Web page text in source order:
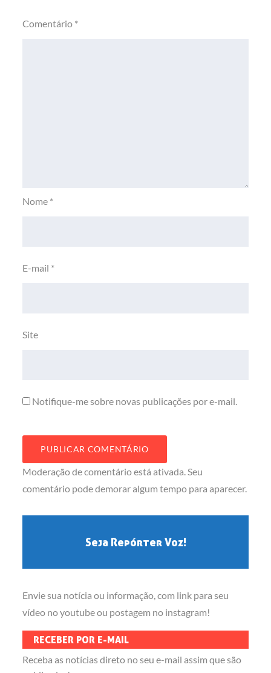
Comentário *
Nome *
E-mail *
Site
Notifique-me sobre novas publicações por e-mail.
Moderação de comentário está ativada. Seu
comentário pode demorar algum tempo para aparecer.
Seja Repórter Voz!
Envie sua notícia ou informação, com link para seu
vídeo no youtube ou postagem no instagram!
RECEBER POR E-MAIL
Receba as notícias direto no seu e-mail assim que são